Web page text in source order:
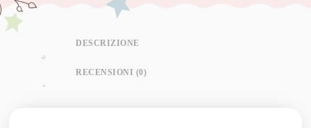
DESCRIZIONE
RECENSIONI (0)